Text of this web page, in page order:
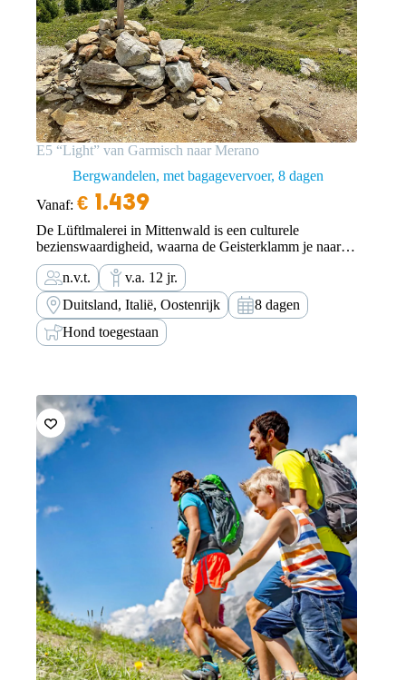
E5 “Light” van Garmisch naar Merano
Bergwandelen, met bagagevervoer 8 dagen
Vanaf: € 1.439
De Lüftlmalerei in Mittenwald is een culturele
bezienswaardigheid, waarna de Geisterklamm je naar
Oostenrijk leidt. In Zuid-Tirol wacht je niet alleen een
prachtig berglandschap, maar ook eindeloze
boomgaarden en culinaire genoegens, van spek tot wijn.
n.v.t.
v.a. 12 jr.
Duitsland, Italië, Oostenrijk
8 dagen
Hond toegestaan